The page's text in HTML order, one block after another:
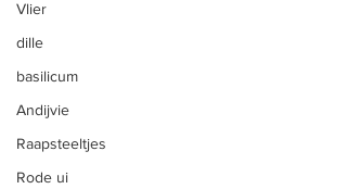
Vlier
dille
basilicum
Andijvie
Raapsteeltjes
Rode ui
ONS AANBOD
Groenten
Vlees
Fruit
Snijbloemen